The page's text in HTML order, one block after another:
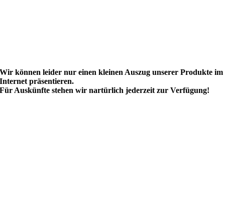
Wir können leider nur einen kleinen Auszug unserer Produkte im
Internet präsentieren.
Für Auskünfte stehen wir nartürlich jederzeit zur Verfügung!